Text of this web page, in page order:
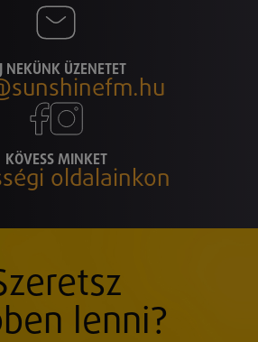
NEKÜNK ÜZENETET
KÖVESS MINKET
oldalainkon
lenni?